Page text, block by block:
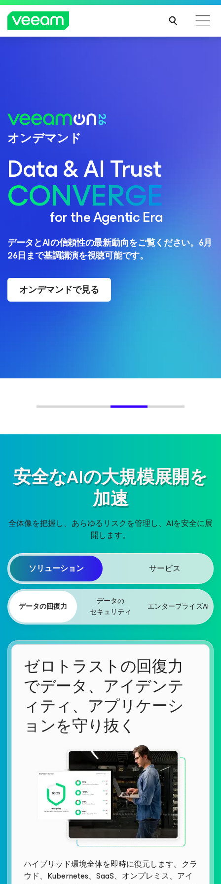
詳細はこちら
オンデマンド
Data & AI Trust
CONVERGE
for the Agentic Era
データとAIの信頼性の最新動向をご覧ください。6月
26日まで基調講演を視聴可能です。
オンデマンドで見る
安全なAIの大規模展開を
加速
全体像を把握し、あらゆるリスクを管理し、AIを安全に展
開します。
ソリューション サービス
データの回復力
データの
セキュリティ
エンタープライズAI
ゼロトラストの回復力
でデータ、アイデンテ
ィティ、アプリケーシ
ョンを守り抜く
ハイブリッド環境全体を即時に復元します。クラ
ウド、Kubernetes、SaaS、オンプレミス、アイ